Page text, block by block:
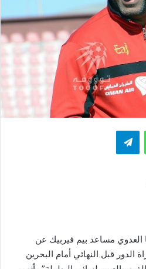
واتساب تيلقرام
العدوي مساعد بيم فيربيك عن
الدور قبل النهائي أمام البحرين